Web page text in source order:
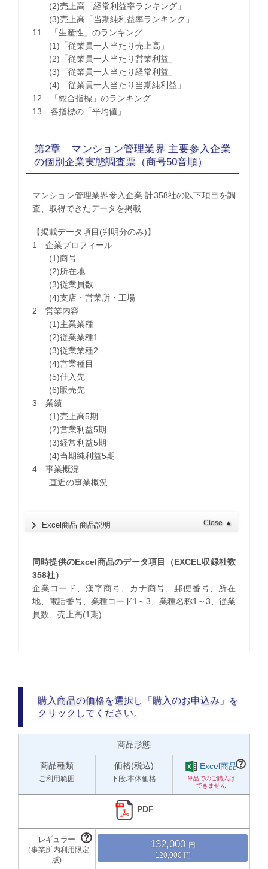
(2)売上高「経常利益率ランキング」
(3)売上高「当期純利益率ランキング」
11 「生産性」のランキング
(1)「従業員一人当たり売上高」
(2)「従業員一人当たり営業利益」
(3)「従業員一人当たり経常利益」
(4)「従業員一人当たり当期純利益」
12 「総合指標」のランキング
13 各指標の「平均値」
第2章 マンション管理業界 主要参入企業
の個別企業実態調査票（商号50音順）
マンション管理業界参入企業 計358社の以下項目を調
査、取得できたデータを掲載
【掲載データ項目(判明分のみ)】
1 企業プロフィール
(1)商号
(2)所在地
(3)従業員数
(4)支店・営業所・工場
2 営業内容
(1)主業業種
(2)従業業種1
(3)従業業種2
(4)営業種目
(5)仕入先
(6)販売先
3 業績
(1)売上高5期
(2)営業利益5期
(3)経常利益5期
(4)当期純利益5期
4 事業概況
直近の事業概況
Excel商品 商品説明 Close ▲
同時提供のExcel商品のデータ項目（EXCEL収録社数
358社）
企業コード、漢字商号、カナ商号、郵便番号、所在
地、電話番号、業種コード1～3、業種名称1～3、従業
員数、売上高(1期)
購入商品の価格を選択し「購入のお申込み」を
クリックしてください。
商品形態
商品種類
ご利用範囲
価格(税込)
下段:本体価格
Excel商品
PDF
132,000
120,000